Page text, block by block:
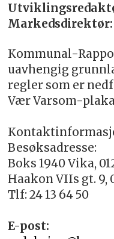
Markedsdirektør:
Kommunal-
uavhengig
regler som er
Vær Varsom-
Besøksadresse:
Boks 1940 Vika,
Haakon VIIs gt. 9,
Tlf: 24 13 64 50
E-post: